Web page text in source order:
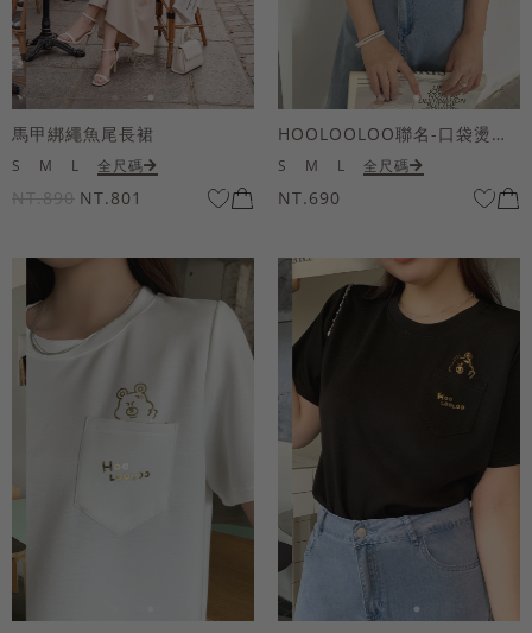
馬甲綁繩魚尾長裙
S M L 全尺碼
NT.890 NT.801
HOOLOOLOO聯名-口袋燙金KUKU熊短袖上衣
S M L 全尺碼
NT.690